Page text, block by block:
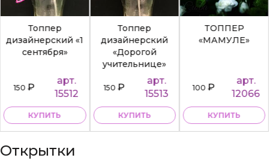
Топпер
дизайнерский «1
сентября»
150₽
арт.
15512
КУПИТЬ
Топпер
дизайнерский
«Дорогой
учительнице»
150₽
арт.
15513
КУПИТЬ
ТОППЕР
«МАМУЛЕ»
100₽
арт.
12066
КУПИТЬ
Открытки